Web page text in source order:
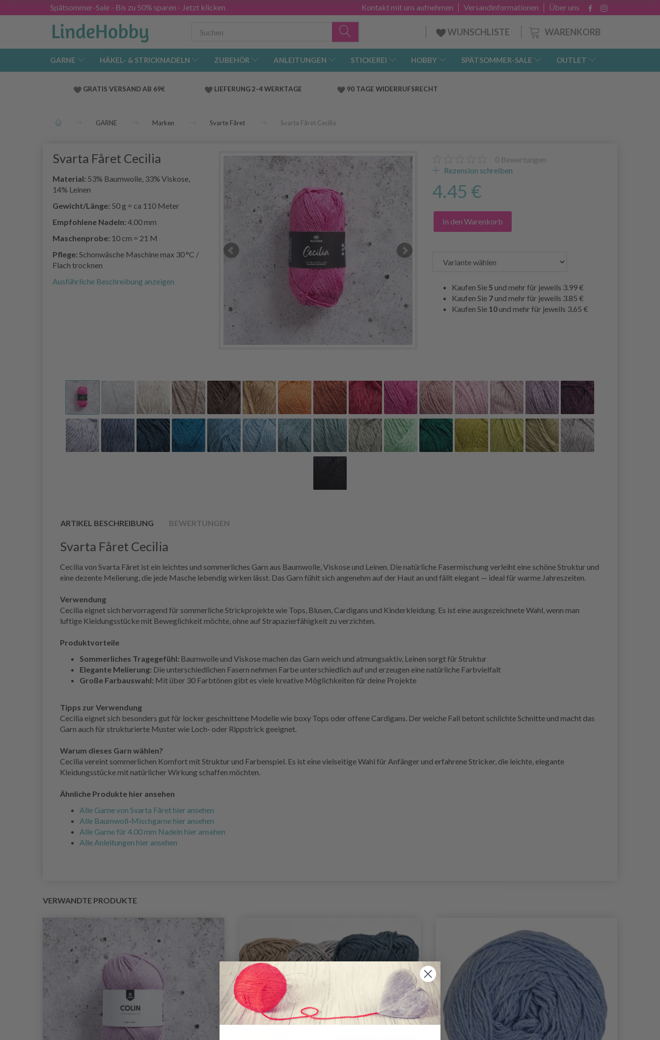
Spätsommer-Sale - Bis zu 50% sparen - Jetzt klicken Über uns
Versandinformationen
Kontakt mit uns aufnehmen
WARENKORB
WUNSCHLISTE
GARNE HÄKEL- & STRICKNADELN ZUBEHÖR ANLEITUNGEN STICKEREI HOBBY SPÄTSOMMER-SALE OUTLET
GRATIS VERSAND AB 69€ LIEFERUNG 2-4 WERKTAGE 90 TAGE WIDERRUFSRECHT
GARNE Marken Svarte Fåret Svarta Fåret Cecilia
Svarta Fåret Cecilia
Material: 53% Baumwolle, 33% Viskose,
14% Leinen
Gewicht/Länge: 50 g = ca 110 Meter
Empfohlene Nadeln: 4.00 mm
Maschenprobe: 10 cm = 21 M
Pflege: Schonwäsche Maschine max 30 °C /
Flach trocknen
Ausführliche Beschreibung anzeigen
0 Bewertungen
Rezension schreiben
4.45 €
In den Warenkorb
Kaufen Sie5 und mehr für jeweils 3.99 €
Kaufen Sie 7und mehr für jeweils 3.85 €
Kaufen Sie 10und mehr für jeweils 3.65 €
ARTIKEL BESCHREIBUNG BEWERTUNGEN
Svarta Fåret Cecilia
Cecilia von Svarta Fåret ist ein leichtes und sommerliches Garn aus Baumwolle, Viskose und Leinen. Die natürliche Fasermischung verleiht eine schöne Struktur und
eine dezente Melierung, die jede Masche lebendig wirken lässt. Das Garn fühlt sich angenehm auf der Haut an und fällt elegant — ideal für warme Jahreszeiten.
Verwendung
Cecilia eignet sich hervorragend für sommerliche Strickprojekte wie Tops, Blusen, Cardigans und Kinderkleidung. Es ist eine ausgezeichnete Wahl, wenn man
luftige Kleidungsstücke mit Beweglichkeit möchte, ohne auf Strapazierfähigkeit zu verzichten.
Produktvorteile
Sommerliches Tragegefühl: Baumwolle und Viskose machen das Garn weich und atmungsaktiv, Leinen sorgt für Struktur
Elegante Melierung: Die unterschiedlichen Fasern nehmen Farbe unterschiedlich auf und erzeugen eine natürliche Farbvielfalt
Große Farbauswahl: Mit über 30 Farbtönen gibt es viele kreative Möglichkeiten für deine Projekte
Tipps zur Verwendung
Cecilia eignet sich besonders gut für locker geschnittene Modelle wie boxy Tops oder offene Cardigans. Der weiche Fall betont schlichte Schnitte und macht das
Garn auch für strukturierte Muster wie Loch- oder Rippstrick geeignet.
Warum dieses Garn wählen?
Cecilia vereint sommerlichen Komfort mit Struktur und Farbenspiel. Es ist eine vielseitige Wahl für Anfänger und erfahrene Stricker, die leichte, elegante
Kleidungsstücke mit natürlicher Wirkung schaffen möchten.
Ähnliche Produkte hier ansehen
Alle Garne von Svarta Fåret hier ansehen
Alle Baumwoll‑Mischgarne hier ansehen
Alle Garne für 4.00 mm Nadeln hier ansehen
Alle Anleitungen hier ansehen
VERWANDTE PRODUKTE